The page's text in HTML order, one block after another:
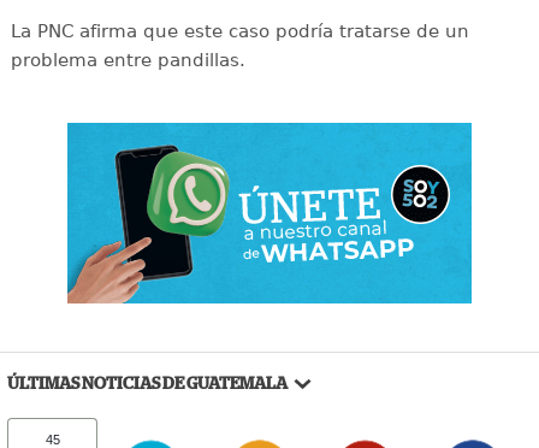
La PNC afirma que este caso podría tratarse de un
problema entre pandillas.
ÚLTIMAS NOTICIAS DE GUATEMALA
45